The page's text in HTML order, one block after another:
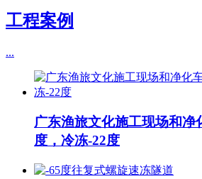
工程案例
...
广东渔旅文化施工现场和净
度，冷冻-22度